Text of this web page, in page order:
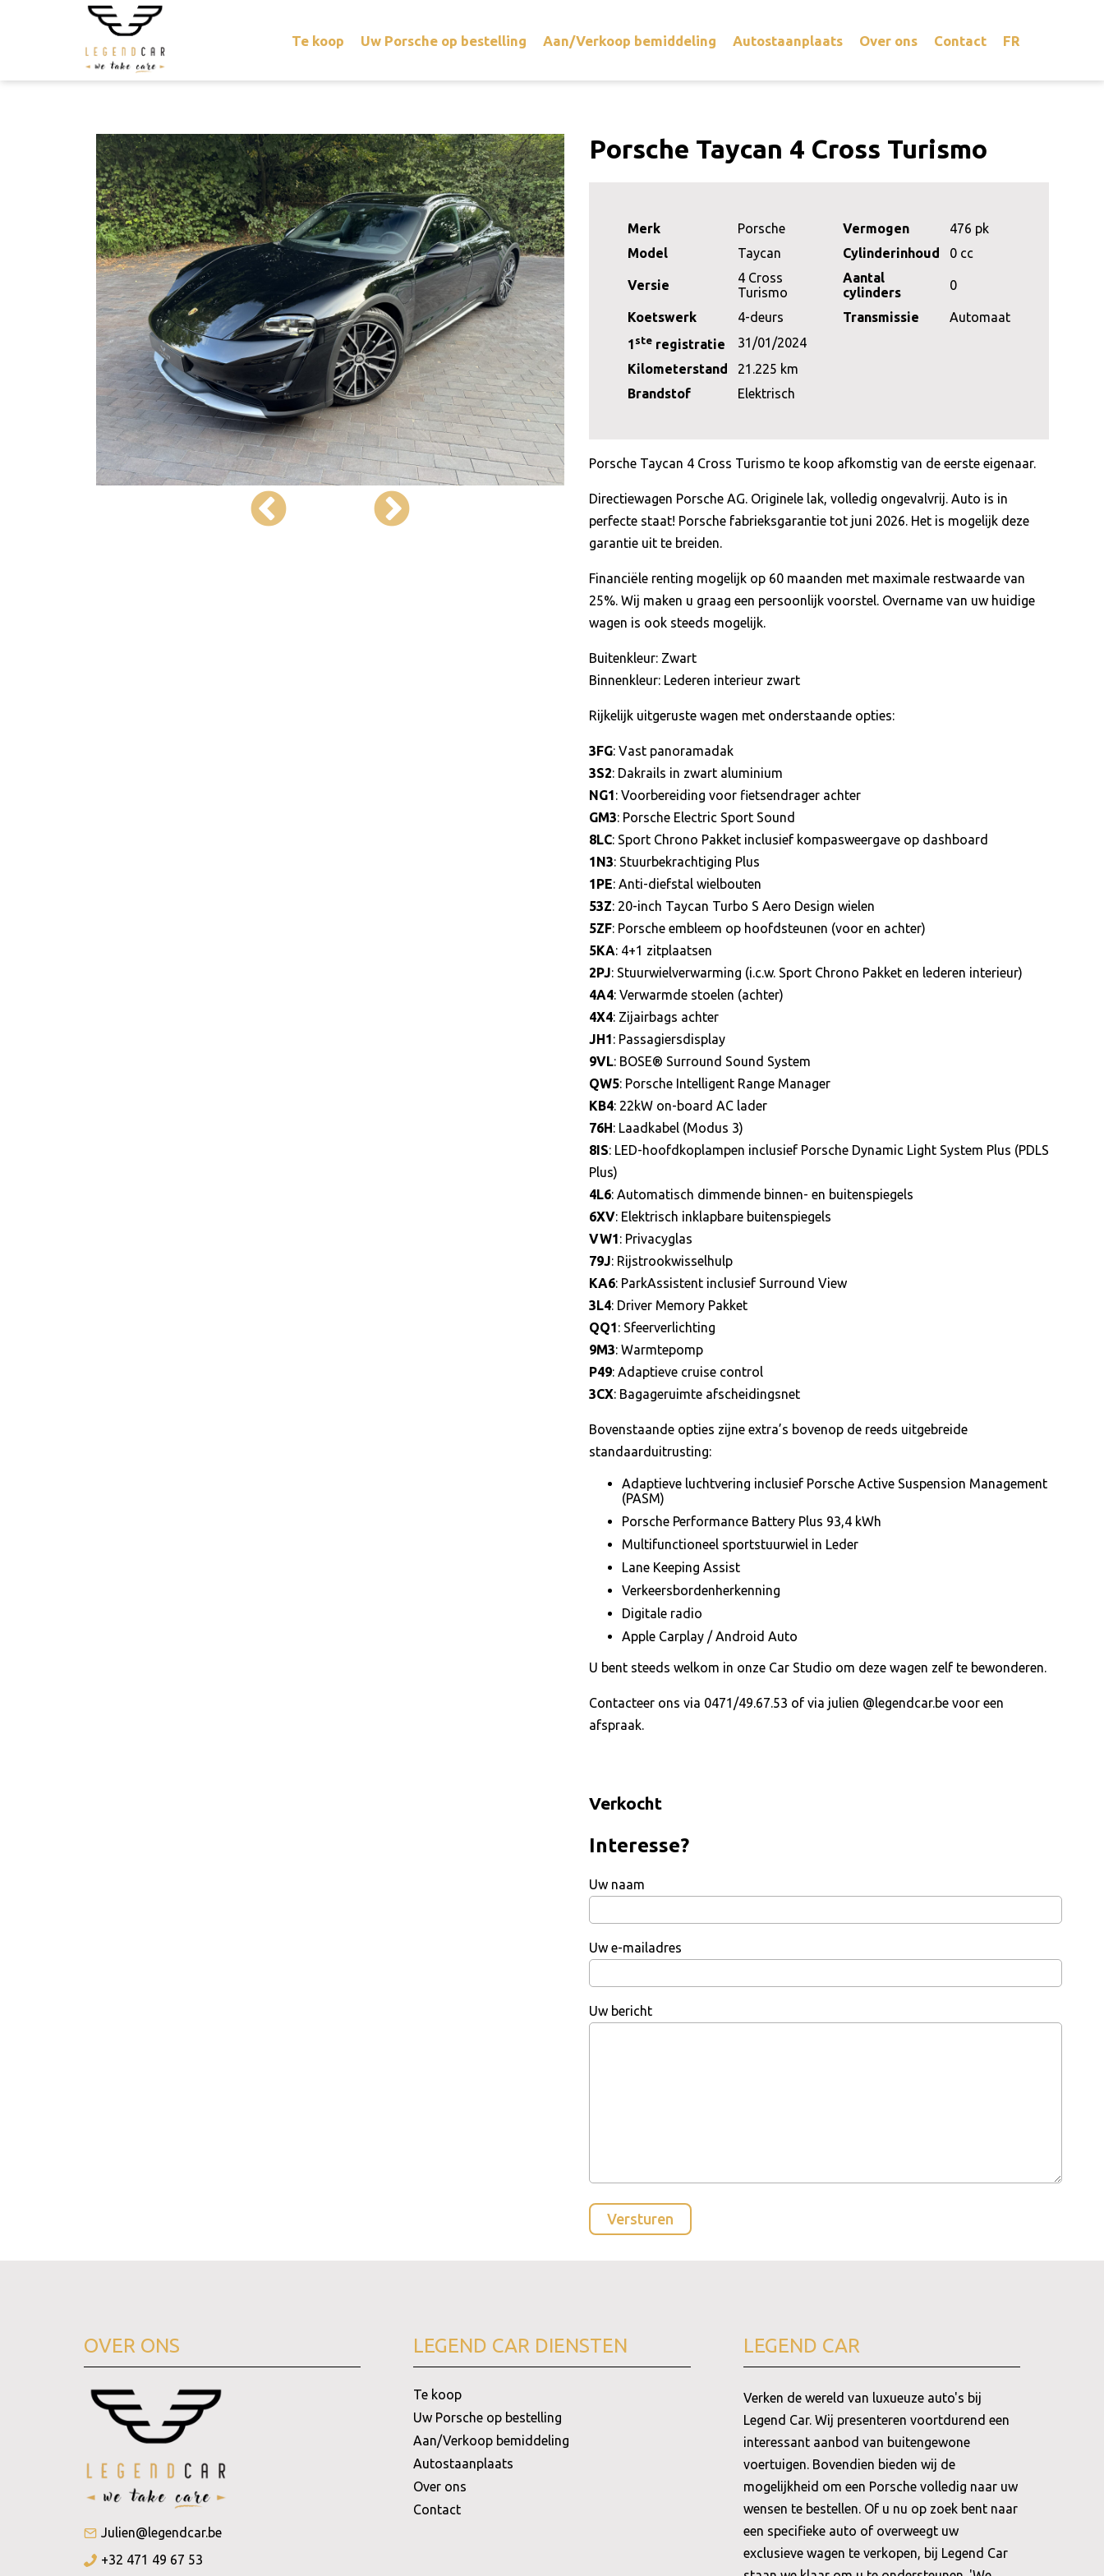
Te koop Uw Porsche op bestelling Aan/Verkoop bemiddeling Autostaanplaats Over ons Contact FR
Porsche Taycan 4 Cross Turismo
Merk
Porsche
Model
Taycan
Versie
4 Cross
Turismo
Koetswerk
4-deurs
1 ste registratie
31/01/2024
Kilometerstand
21.225 km
Brandstof
Elektrisch
Vermogen
476 pk
Cylinderinhoud
0 cc
Aantal
cylinders
0
Transmissie Automaat
Porsche Taycan 4 Cross Turismo te koop afkomstig van de eerste eigenaar.
Directiewagen Porsche AG. Originele lak, volledig ongevalvrij. Auto is in
perfecte staat! Porsche fabrieksgarantie tot juni 2026. Het is mogelijk deze
garantie uit te breiden.
Financiële renting mogelijk op 60 maanden met maximale restwaarde van
25%. Wij maken u graag een persoonlijk voorstel. Overname van uw huidige
wagen is ook steeds mogelijk.
Buitenkleur: Zwart
Binnenkleur: Lederen interieur zwart
Rijkelijk uitgeruste wagen met onderstaande opties:
3FG: Vast panoramadak
3S2: Dakrails in zwart aluminium
NG1: Voorbereiding voor fietsendrager achter
GM3: Porsche Electric Sport Sound
8LC: Sport Chrono Pakket inclusief kompasweergave op dashboard
1N3: Stuurbekrachtiging Plus
1PE: Anti-diefstal wielbouten
53Z: 20-inch Taycan Turbo S Aero Design wielen
5ZF: Porsche embleem op hoofdsteunen (voor en achter)
5KA: 4+1 zitplaatsen
2PJ: Stuurwielverwarming (i.c.w. Sport Chrono Pakket en lederen interieur)
4A4: Verwarmde stoelen (achter)
4X4: Zijairbags achter
JH1: Passagiersdisplay
9VL: BOSE® Surround Sound System
QW5: Porsche Intelligent Range Manager
KB4: 22kW on-board AC lader
76H: Laadkabel (Modus 3)
8IS: LED-hoofdkoplampen inclusief Porsche Dynamic Light System Plus (PDLS
Plus)
4L6: Automatisch dimmende binnen- en buitenspiegels
6XV: Elektrisch inklapbare buitenspiegels
VW1: Privacyglas
79J: Rijstrookwisselhulp
KA6: ParkAssistent inclusief Surround View
3L4: Driver Memory Pakket
QQ1: Sfeerverlichting
9M3: Warmtepomp
P49: Adaptieve cruise control
3CX: Bagageruimte afscheidingsnet
Bovenstaande opties zijne extra’s bovenop de reeds uitgebreide
standaarduitrusting:
Adaptieve luchtvering inclusief Porsche Active Suspension Management
(PASM)
Porsche Performance Battery Plus 93,4 kWh
Multifunctioneel sportstuurwiel in Leder
Lane Keeping Assist
Verkeersbordenherkenning
Digitale radio
Apple Carplay / Android Auto
U bent steeds welkom in onze Car Studio om deze wagen zelf te bewonderen.
Contacteer ons via 0471/49.67.53 of via julien @legendcar.be voor een
afspraak.
Verkocht
Interesse?
Uw naam
Uw e-mailadres
Uw bericht
OVER ONS
Julien@legendcar.be
+32 471 49 67 53
LEGEND CAR DIENSTEN
Te koop
Uw Porsche op bestelling
Aan/Verkoop bemiddeling
Autostaanplaats
Over ons
Contact
LEGEND CAR
Verken de wereld van luxueuze auto's bij
Legend Car. Wij presenteren voortdurend een
interessant aanbod van buitengewone
voertuigen. Bovendien bieden wij de
mogelijkheid om een Porsche volledig naar uw
wensen te bestellen. Of u nu op zoek bent naar
een specifieke auto of overweegt uw
exclusieve wagen te verkopen, bij Legend Car